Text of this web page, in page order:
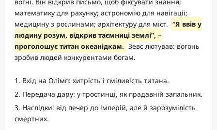
математику для рахунку; астрономію для навігації;
медицину з рослинами; архітектуру для міст. “Я ввів у
людину розум, відкрив таємниці землі”, –
проголошує титан океанідкам. Зевс лютував: вогонь
зробив людей конкурентами богам.
Вхід на Олімп: хитрість і сміливість титана.
Передача дару: у тростинці, як прадавній запальник.
Наслідки: від печер до імперій, але й зарозумілість
смертних.